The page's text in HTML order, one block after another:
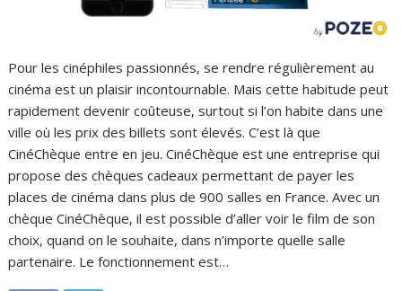
Pour les cinéphiles passionnés, se rendre régulièrement au
cinéma est un plaisir incontournable. Mais cette habitude peut
rapidement devenir coûteuse, surtout si l’on habite dans une
ville où les prix des billets sont élevés. C’est là que
CinéChèque entre en jeu. CinéChèque est une entreprise qui
propose des chèques cadeaux permettant de payer les
places de cinéma dans plus de 900 salles en France. Avec un
chèque CinéChèque, il est possible d’aller voir le film de son
choix, quand on le souhaite, dans n’importe quelle salle
partenaire. Le fonctionnement est…